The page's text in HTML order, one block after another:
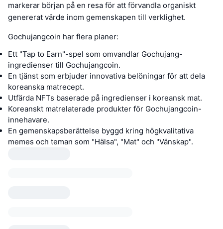
markerar början på en resa för att förvandla organiskt
genererat värde inom gemenskapen till verklighet.
Gochujangcoin har flera planer:
Ett "Tap to Earn"-spel som omvandlar Gochujang-
ingredienser till Gochujangcoin.
En tjänst som erbjuder innovativa belöningar för att dela
koreanska matrecept.
Utfärda NFTs baserade på ingredienser i koreansk mat.
Koreanskt matrelaterade produkter för Gochujangcoin-
innehavare.
En gemenskapsberättelse byggd kring högkvalitativa
memes och teman som "Hälsa", "Mat" och "Vänskap".